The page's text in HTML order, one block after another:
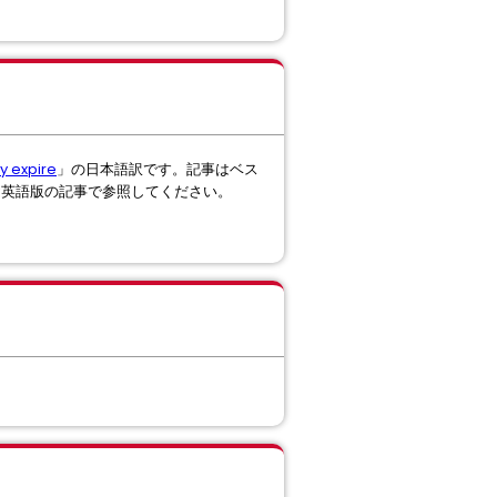
expire」の日本語訳です。記事はベス
語版の記事で参照してください。